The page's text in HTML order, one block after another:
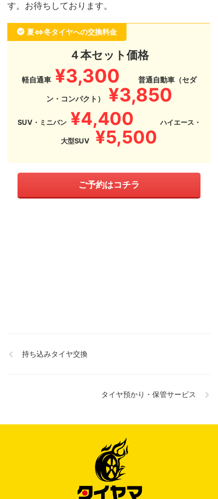
す。お待ちしております。
夏⇔冬タイヤへの交換料金
４本セット価格
軽自通車 ¥3,300 普通自動車（セダ
ン・コンパクト） ¥3,850
SUV・ミニバン ¥4,400 ハイエース・
大型SUV ¥5,500
ご予約はコチラ
持ち込みタイヤ交換
タイヤ預かり・保管サービス